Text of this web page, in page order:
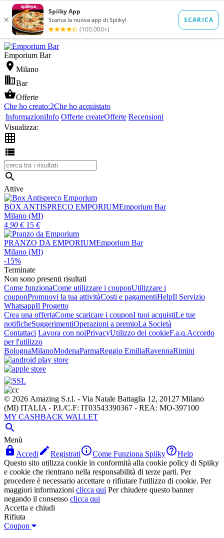
Emporium Bar
 Milano
Bar
Offerte
Che ho creato:2Che ho acquistato
InformazioniInfo Offerte createOfferte Recensioni
Visualizza:



Attive
BOX ANTISPRECO EMPORIUMEmporium Bar
Milano (MI)
4 ,90 € 15 €
PRANZO DA EMPORIUMEmporium Bar
Milano (MI)
-15%
Terminate
Non sono presenti risultati
Come funzionaCome utilizzare i couponUtilizzare i
couponPromuovi la tua attivitàCosti e pagamentiHelpIl Servizio
WhatsappIl Progetto
Crea una offertaCome scaricare i couponI tuoi acquistiLe tue
notificheSuggerimentiOperazioni a premioLa Società
Contattaci Lavora con noiPrivacyUtilizzo dei cookieF.a.q.Accordo
per l'utilizzo
BolognaMilanoModenaParmaReggio EmiliaRavennaRimini
© 2026 Amazing S.r.l. - Via Natale Battaglia 12, 20127 Milano
(MI) ITALIA - P.I./C.F: IT03543390367 - REA: MO-397100
MY CASHBACK WALLET

Menù
 Accedi RegistratiCome Funziona SpiikyHelp
Questo sito utilizza cookie in conformità alla cookie policy di Spiiky
e cookie che rientrano nella responsabilità di terze parti. Per
procedere è necessario accettare o rifiutare l'utilizzo di cookie. Per
maggiori informazioni clicca qui Per chiudere questo banner
negando il consenso clicca qui
Accetta e chiudi
Rifiuta
Coupon